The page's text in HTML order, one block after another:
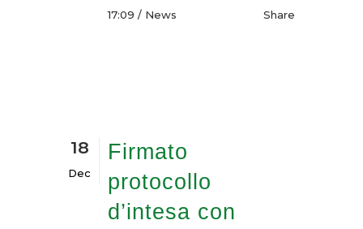
17:09 / News Share
18
Dec
Firmato
protocollo
d’intesa con